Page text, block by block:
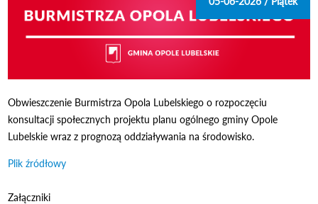
Obwieszczenie Burmistrza Opola Lubelskiego o rozpoczęciu
konsultacji społecznych projektu planu ogólnego gminy Opole
Lubelskie wraz z prognozą oddziaływania na środowisko.
Plik źródłowy
Załączniki